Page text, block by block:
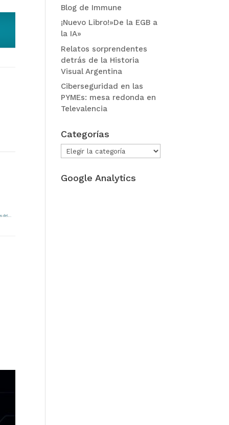
Blog de Immune
¡Nuevo Libro!»De la EGB a
la IA»
Relatos sorprendentes
detrás de la Historia
Visual Argentina
Ciberseguridad en las
PYMEs: mesa redonda en
Televalencia
Categorías
Categorías
Google Analytics